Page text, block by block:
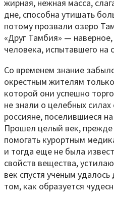
жирная, нежная масса,
дне, способна утишать
потому прозвали озеро
«Друг Тамбия» —
человека, испытавшего на
Со временем знание
окрестным жителям
которой они успешно
не знали о целебных
россияне, поселившиеся
Прошел целый век, прежде
помогать курортным
и тогда еще не была
свойств вещества,
век спустя ученым
том, как образуется